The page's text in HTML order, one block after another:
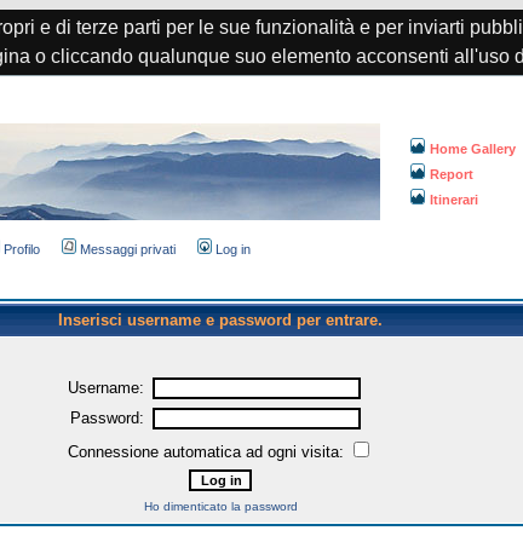
e di terze parti per le sue funzionalità e per inviarti
o cliccando qualunque suo elemento acconsenti all'uso
Home Gallery
Report
Itinerari
Profilo Messaggi privati Log in
Inserisci username e password per entrare.
Username:
Password:
Connessione automatica ad ogni visita:
Ho dimenticato la password